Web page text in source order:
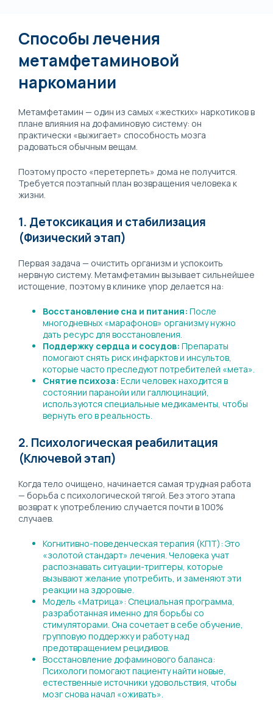
Способы лечения
метамфетаминовой
наркомании
Метамфетамин — один из самых «жестких» наркотиков в
плане влияния на дофаминовую систему: он
практически «выжигает» способность мозга
радоваться обычным вещам.
Поэтому просто «перетерпеть» дома не получится.
Требуется поэтапный план возвращения человека к
жизни.
1. Детоксикация и стабилизация
(Физический этап)
Первая задача — очистить организм и успокоить
нервную систему. Метамфетамин вызывает сильнейшее
истощение, поэтому в клинике упор делается на:
Восстановление сна и питания: После
многодневных «марафонов» организму нужно
дать ресурс для восстановления.
Поддержку сердца и сосудов: Препараты
помогают снять риск инфарктов и инсультов,
которые часто преследуют потребителей «мета».
Снятие психоза: Если человек находится в
состоянии паранойи или галлюцинаций,
используются специальные медикаменты, чтобы
вернуть его в реальность.
2. Психологическая реабилитация
(Ключевой этап)
Когда тело очищено, начинается самая трудная работа
— борьба с психологической тягой. Без этого этапа
возврат к употреблению случается почти в 100%
случаев.
Когнитивно-поведенческая терапия (КПТ): Это
«золотой стандарт» лечения. Человека учат
распознавать ситуации-триггеры, которые
вызывают желание употребить, и заменяют эти
реакции на здоровые.
Модель «Матрица»: Специальная программа,
разработанная именно для борьбы со
стимуляторами. Она сочетает в себе обучение,
групповую поддержку и работу над
предотвращением рецидивов.
Восстановление дофаминового баланса:
Психологи помогают пациенту найти новые,
естественные источники удовольствия, чтобы
мозг снова начал «оживать».